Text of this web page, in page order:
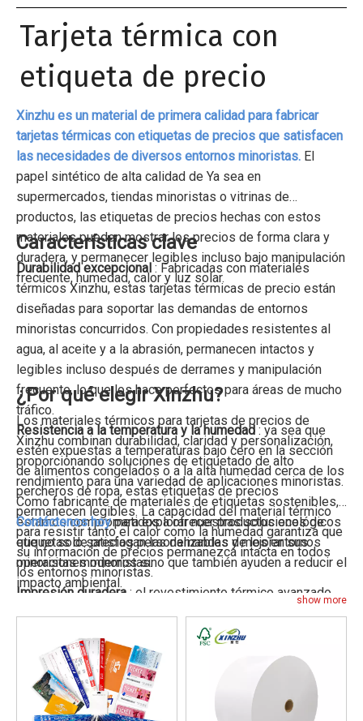
Tarjeta térmica con
etiqueta de precio
Xinzhu es un material de primera calidad para fabricar
tarjetas térmicas con etiquetas de precios que satisfacen
las necesidades de diversos entornos minoristas. El
papel sintético de alta calidad de Ya sea en
supermercados, tiendas minoristas o vitrinas de
productos, las etiquetas de precios hechas con estos
materiales pueden mostrar los precios de forma clara y
duradera, y permanecer legibles incluso bajo manipulación
frecuente, humedad, calor y luz solar.
Características clave
Durabilidad excepcional : Fabricadas con materiales
térmicos Xinzhu, estas tarjetas térmicas de precio están
diseñadas para soportar las demandas de entornos
minoristas concurridos. Con propiedades resistentes al
agua, al aceite y a la abrasión, permanecen intactos y
legibles incluso después de derrames y manipulación
frecuente, lo que los hace perfectos para áreas de mucho
tráfico.
Resistencia a la temperatura y la humedad: ya sea que
estén expuestas a temperaturas bajo cero en la sección
de alimentos congelados o a la alta humedad cerca de los
percheros de ropa, estas etiquetas de precios
permanecen legibles. La capacidad del material térmico
para resistir tanto el calor como la humedad garantiza que
su información de precios permanezca intacta en todos
los entornos minoristas.
Impresión duradera : el revestimiento térmico avanzado
protege las impresiones contra la decoloración y las
manchas. Ya sea bajo una iluminación intensa en la tienda
o en contacto frecuente con el cliente, el texto y los
detalles del producto permanecen claros y legibles
durante períodos prolongados, manteniendo la imagen de
su marca.
¿Por qué elegir Xinzhu?
Los materiales térmicos para tarjetas de precios de
Xinzhu combinan durabilidad, claridad y personalización,
proporcionando soluciones de etiquetado de alto
rendimiento para una variedad de aplicaciones minoristas.
Como fabricante de materiales de etiquetas sostenibles,
estamos comprometidos a ofrecer productos ecológicos
que no solo satisfagan las demandas de los entornos
minoristas modernos sino que también ayuden a reducir el
impacto ambiental.
Contáctenos hoypara explorar nuestras soluciones de
etiquetas de precios personalizables y mejorar sus
operaciones minoristas.
show more